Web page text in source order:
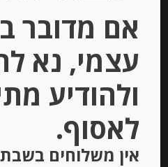
דה
אם מדובר
עצמי, נא
ולהודיע
לאסוף.
אין משלוחים